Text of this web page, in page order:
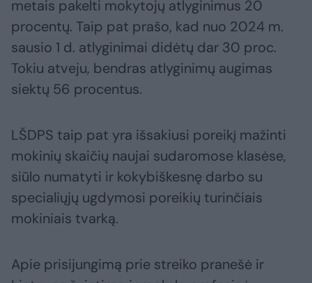
metais pakelti mokytojų atlyginimus 20
procentų. Taip pat prašo, kad nuo 2024 m.
sausio 1 d. atlyginimai didėtų dar 30 proc.
Tokiu atveju, bendras atlyginimų augimas
siektų 56 procentus.
LŠDPS taip pat yra išsakiusi poreikį mažinti
mokinių skaičių naujai sudaromose klasėse,
siūlo numatyti ir kokybiškesnę darbo su
specialiųjų ugdymosi poreikių turinčiais
mokiniais tvarką.
Apie prisijungimą prie streiko pranešė ir